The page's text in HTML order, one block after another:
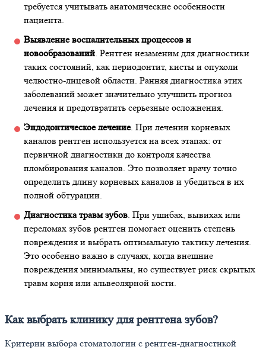
требуется учитывать анатомические особенности
пациента.
Выявление воспалительных процессов и
новообразований. Рентген незаменим для диагностики
таких состояний, как периодонтит, кисты и опухоли
челюстно-лицевой области. Ранняя диагностика этих
заболеваний может значительно улучшить прогноз
лечения и предотвратить серьезные осложнения.
Эндодонтическое лечение. При лечении корневых
каналов рентген используется на всех этапах: от
первичной диагностики до контроля качества
пломбирования каналов. Это позволяет врачу точно
определить длину корневых каналов и убедиться в их
полной обтурации.
Диагностика травм зубов. При ушибах, вывихах или
переломах зубов рентген помогает оценить степень
повреждения и выбрать оптимальную тактику лечения.
Это особенно важно в случаях, когда внешние
повреждения минимальны, но существует риск скрытых
травм корня или альвеолярной кости.
Как выбрать клинику для рентгена зубов?
Критерии выбора стоматологии с рентген-диагностикой